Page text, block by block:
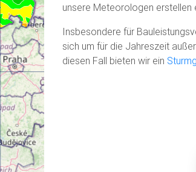
unsere Meteorologen erstellen
Insbesondere für
sich um für die Jahreszeit
diesen Fall bieten wir ein